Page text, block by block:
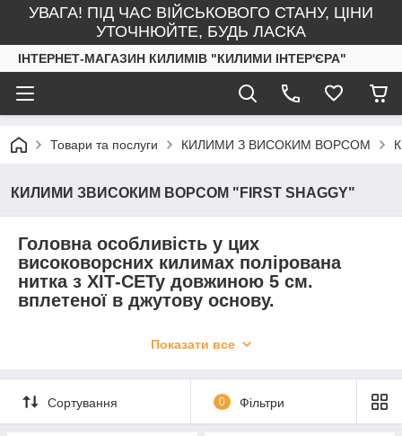
УВАГА! ПІД ЧАС ВІЙСЬКОВОГО СТАНУ, ЦІНИ
УТОЧНЮЙТЕ, БУДЬ ЛАСКА
ІНТЕРНЕТ-МАГАЗИН КИЛИМІВ "КИЛИМИ ІНТЕР'ЄРА"
Товари та послуги КИЛИМИ З ВИСОКИМ ВОРСОМ
КИЛИМИ ЗВИСОКИМ ВОРСОМ "FIRST SHAGGY"
Головна особливість у цих
високоворсних килимах полірована
нитка з ХІТ-СЕТу довжиною 5 см.
вплетеної в джутову основу.
завдяки шовковому блиску. Щільність
На килимах-лохматиках практично не
видно сміття і прибираються вони дуже
Показати все
Сортування 0 Фільтри